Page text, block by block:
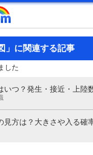
」に関連する記事
した
いつ？発生・接近・上陸
見方は？大きさや入る確